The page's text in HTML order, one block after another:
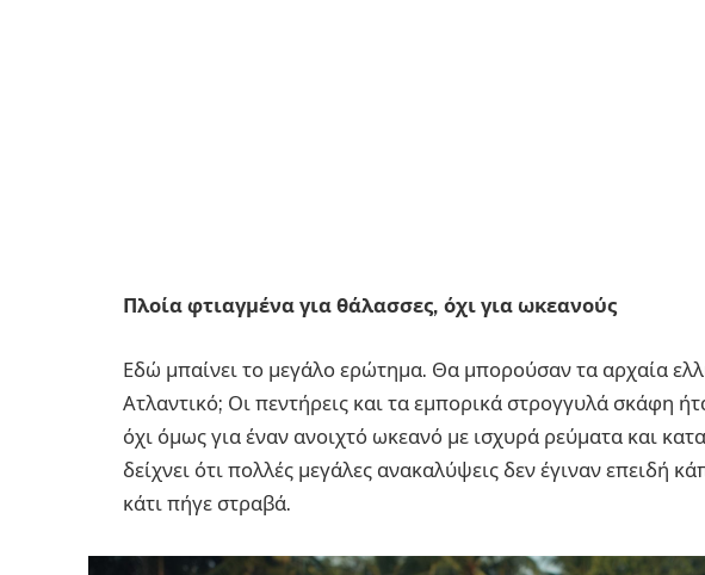
Πλοία φτιαγμένα για θάλασσες, όχι για ωκεανούς
Εδώ μπαίνει το μεγάλο ερώτημα. Θα μπορούσαν τα αρχαία
Ατλαντικό; Οι πεντήρεις και τα εμπορικά στρογγυλά σκάφη
όχι όμως για έναν ανοιχτό ωκεανό με ισχυρά ρεύματα και
δείχνει ότι πολλές μεγάλες ανακαλύψεις δεν έγιναν επειδή
κάτι πήγε στραβά.